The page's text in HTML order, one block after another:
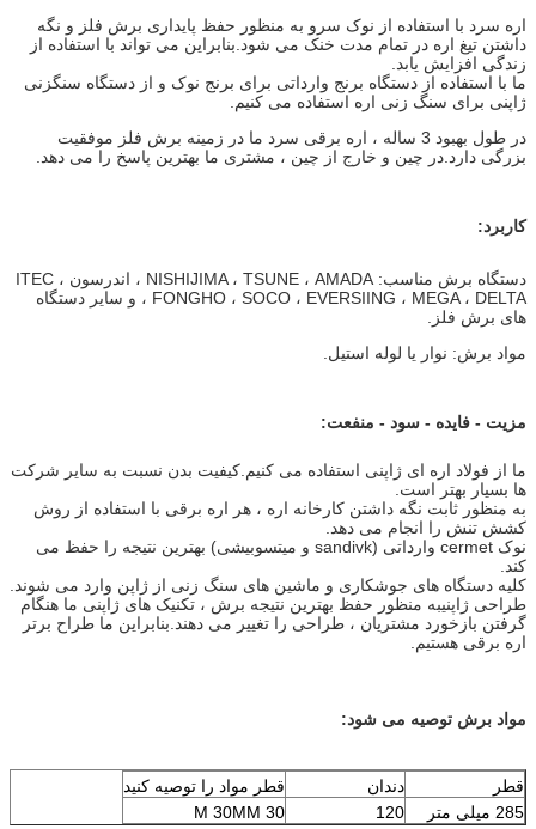
اره سرد با استفاده از نوک سرو به منظور حفظ پایداری برش فلز و نگه
داشتن تیغ ​​اره در تمام مدت خنک می شود.بنابراین می تواند با استفاده از
زندگی افزایش یابد.
ما با استفاده از دستگاه برنج وارداتی برای برنج نوک و از دستگاه سنگزنی
ژاپنی برای سنگ زنی اره استفاده می کنیم.
در طول بهبود 3 ساله ، اره برقی سرد ما در زمینه برش فلز موفقیت
بزرگی دارد.در چین و خارج از چین ، مشتری ما بهترین پاسخ را می دهد.
کاربرد:
دستگاه برش مناسب: NISHIJIMA ، TSUNE ، AMADA ، اندرسون ، ITEC
، FONGHO ، SOCO ، EVERSIING ، MEGA ، DELTA و سایر دستگاه
های برش فلز.
مواد برش: نوار یا لوله استیل.
مزیت - فایده - سود - منفعت:
ما از فولاد اره ای ژاپنی استفاده می کنیم.کیفیت بدن نسبت به سایر شرکت
ها بسیار بهتر است.
به منظور ثابت نگه داشتن کارخانه اره ، هر اره برقی با استفاده از روش
کشش تنش را انجام می دهد.
نوک cermet وارداتی (sandivk و میتسوبیشی) بهترین نتیجه را حفظ می
کند.
کلیه دستگاه های جوشکاری و ماشین های سنگ زنی از ژاپن وارد می شوند.
طراحی ژاپنیبه منظور حفظ بهترین نتیجه برش ، تکنیک های ژاپنی ما هنگام
گرفتن بازخورد مشتریان ، طراحی را تغییر می دهند.بنابراین ما طراح برتر
اره برقی هستیم.
مواد برش توصیه می شود:
قطر دندان
قطر مواد را توصیه کنید
285 میلی متر
120
30 M 30MM